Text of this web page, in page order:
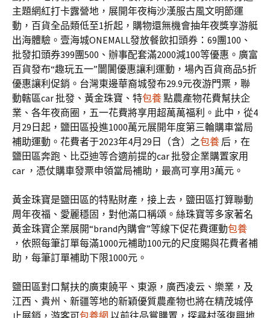
主題網紅打卡露營地，展開年夜梅沙漢服古風文明節運
動，百貨全品類低至1折起，購物還無機會抽年夜獎享游艇
出海體驗。壹海城ONEMALL發放餐飲扣頭券：69團100、
批發扣頭券399團500、辦事配套滿2000減100等優惠。廣富
百貨發布“趣玩五一”闤闠優惠讓利運動，場內百貨商品5折
優惠讓利促銷。台灣東邊華裔城發布29.9元夜游門票，聯
動轄區car 批發、黃金珠寶、特包養點農產物花費幫扶企
業、各年夜商圈，五一花費將享用超萬萬福利。此中，從4
月29日起，鹽田區投進1000萬元展開年度第三輪購車當局
補助運動。花費者于2023年4月29日（含）之包養 后，在
鹽田區奔跑、比亞迪等合適前提的car 批發企業購置家用
car ，憑仗購車發票申領當局補助，最高可享用3萬元。
黃金珠寶是鹽田區的特點財產，接上去，鹽田區打算聯動
周年夜福、愛麗穩固，對他滿口稱頌。絲珠寶等多家著名
黃金珠寶企業展開“brand內購會”等線下促花費運動包養
，依照每筆訂單每滿1000元補助100元的尺度賜與花費者補
助，每筆訂單補助下限1000元。
鹽田區對口幫扶的廣東饒平、東源，廣西凌云、樂業，及
江西、貴州、新疆等地的新穎優質農產物也將在精茂城停